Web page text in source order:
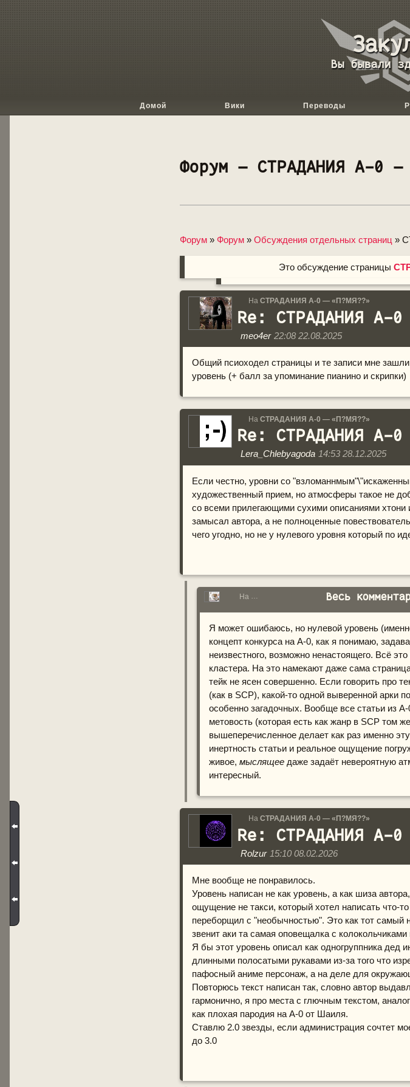
База
Вы бывали
Домой Вики Переводы
Форум — СТРАДАНИЯ А-0 —
Форум» Форум» Обсуждения отдельных страниц »
Это обсуждение страницы
На СТРАДАНИЯ А-0 — «П?МЯ??»
Re: СТРАДАНИЯ А-0
meo4er 22:08 22.08.2025
Общий псиоходел страницы и те записи мне
уровень (+ балл за упоминание пианино и скрипки)
На СТРАДАНИЯ А-0 — «П?МЯ??»
Re: СТРАДАНИЯ А-0
Lera_Chlebyagoda 14:53 28.12.2025
Если честно, уровни со
художественный прием, но атмосферы такое не
со всеми прилегающими сухими описаниями хтони
замысал автора, а не полноценные
чего угодно, но не у нулевого уровня который по
На Lera_Chlebyagoda Re: СТРАДАНИЯ А-0
Я может ошибаюсь, но нулевой уровень
концепт конкурса на А-0, как я понимаю,
неизвестного, возможно ненастоящего. Всё
кластера. На это намекают даже сама
тейк не ясен совершенно. Если говорить про
(как в SCP), какой-то одной выверенной арки
особенно загадочных. Вообще все статьи из
метовость (которая есть как жанр в SCP том
вышеперечисленное делает как раз именно
инертность статьи и реальное ощущение
живое, мыслящеедаже задаёт невероятную
интересный.
На СТРАДАНИЯ А-0 — «П?МЯ??»
Re: СТРАДАНИЯ А-0
Rolzur 15:10 08.02.2026
Мне вообще не понравилось.
Уровень написан не как уровень, а как шиза
ощущение не такси, который хотел написать что-
переборщил с "необычностью". Это как тот самый
звенит аки та самая оповещалка с
Я бы этот уровень описал как одногруппника дед
длинными полосатыми рукавами из-за того что
пафосный аниме персонаж, а на деле для
Повторюсь текст написан так, словно автор
гармонично, я про места с глючным текстом,
как плохая пародия на А-0 от Шаиля.
Ставлю 2.0 звезды, если администрация сочтет
до 3.0